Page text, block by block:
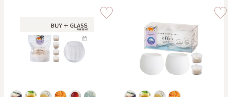
#タグから探す
価格で探す
0